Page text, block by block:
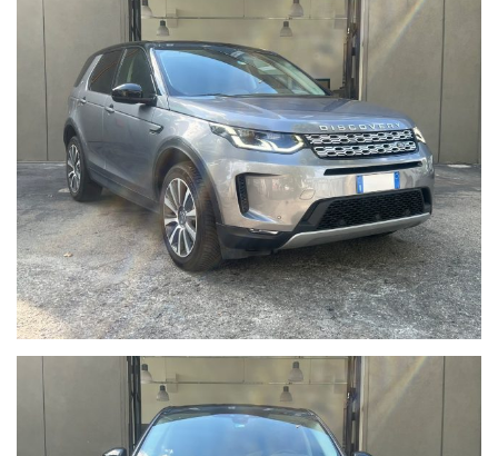
OMOLOGATA AUTOCARRO N1- POSSIBILITA' DI
TRASFORMAZIONE A VETTURA
Il veicolo non può essere guidato da un neopatentato
Ritiriamo permute
Importo finanziabile
LE IMMAGINI SI RIFERISCONO ESATTAMENTE AL VEICOLO
IN VENDITA.
I NOSTRI ANNUNCI SONO COMPILATI CON IL MASSIMO
SCRUPOLO TUTTAVIA CI POTREBBERO ESSERE ERRORI O
IMPRECISIONI NELLA DESCRIZIONI DEGLI ACCESSORI,
PERTANTO DA RITENERSI SOLO AD USO INFORMATIVO E NON
CONTRATTUALE